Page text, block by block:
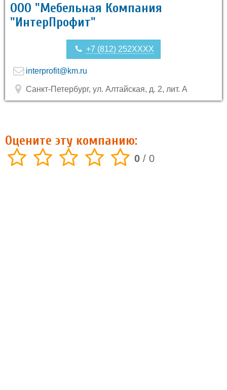
ООО "Мебельная Компания
"ИнтерПрофит"
+7 (812) 252XXXX
interprofit@km.ru
Санкт-Петербург, ул. Алтайская, д. 2, лит. А
Оцените эту компанию:
0 / 0